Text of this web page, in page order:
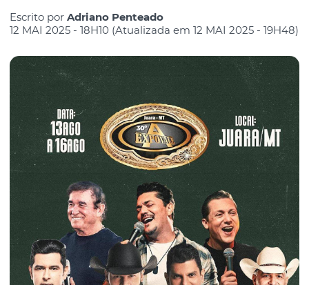
Escrito por Adriano Penteado
12 MAI 2025 - 18H10 (Atualizada em 12 MAI 2025 - 19H48)